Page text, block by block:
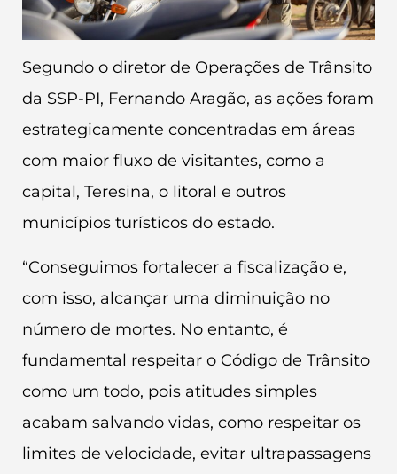
Segundo o diretor de Operações de Trânsito
da SSP-PI, Fernando Aragão, as ações foram
estrategicamente concentradas em áreas
com maior fluxo de visitantes, como a
capital, Teresina, o litoral e outros
municípios turísticos do estado.
“Conseguimos fortalecer a fiscalização e,
com isso, alcançar uma diminuição no
número de mortes. No entanto, é
fundamental respeitar o Código de Trânsito
como um todo, pois atitudes simples
acabam salvando vidas, como respeitar os
limites de velocidade, evitar ultrapassagens